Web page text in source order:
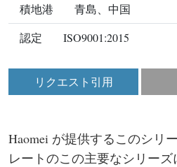
積地港
青島、中国
認定
ISO9001:2015
リクエスト引用
Haomei が提供するこのシリ
レートのこの主要なシリーズ